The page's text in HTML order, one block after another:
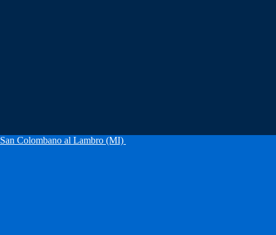
San Colombano al Lambro (MI)